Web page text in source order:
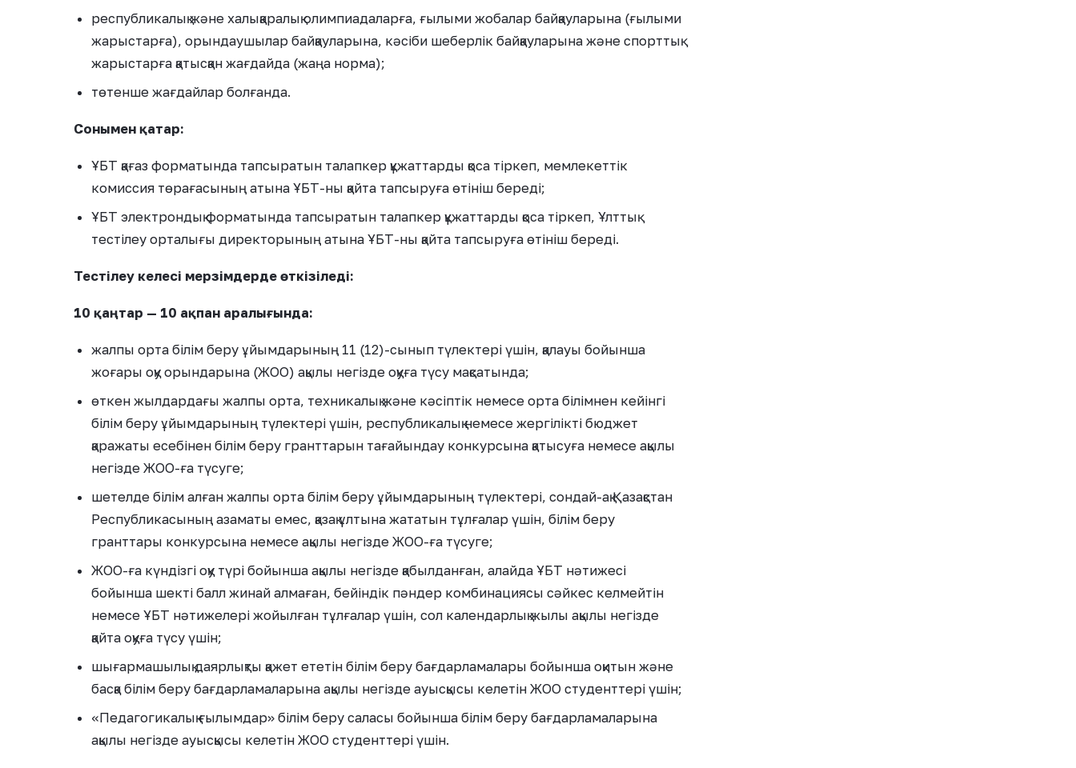
республикалық және халықаралық олимпиадаларға, ғылыми жобалар байқауларына (ғылыми
жарыстарға), орындаушылар байқауларына, кәсіби шеберлік байқауларына және спорттық
жарыстарға қатысқан жағдайда (жаңа норма);
төтенше жағдайлар болғанда.
Сонымен қатар:
ҰБТ қағаз форматында тапсыратын талапкер құжаттарды қоса тіркеп, мемлекеттік
комиссия төрағасының атына ҰБТ-ны қайта тапсыруға өтініш береді;
ҰБТ электрондық форматында тапсыратын талапкер құжаттарды қоса тіркеп, Ұлттық
тестілеу орталығы директорының атына ҰБТ-ны қайта тапсыруға өтініш береді.
Тестілеу келесі мерзімдерде өткізіледі:
10 қаңтар — 10 ақпан аралығында:
жалпы орта білім беру ұйымдарының 11 (12)-сынып түлектері үшін, қалауы бойынша
жоғары оқу орындарына (ЖОО) ақылы негізде оқуға түсу мақсатында;
өткен жылдардағы жалпы орта, техникалық және кәсіптік немесе орта білімнен кейінгі
білім беру ұйымдарының түлектері үшін, республикалық немесе жергілікті бюджет
қаражаты есебінен білім беру гранттарын тағайындау конкурсына қатысуға немесе ақылы
негізде ЖОО-ға түсуге;
шетелде білім алған жалпы орта білім беру ұйымдарының түлектері, сондай-ақ Қазақстан
Республикасының азаматы емес, қазақ ұлтына жататын тұлғалар үшін, білім беру
гранттары конкурсына немесе ақылы негізде ЖОО-ға түсуге;
ЖОО-ға күндізгі оқу түрі бойынша ақылы негізде қабылданған, алайда ҰБТ нәтижесі
бойынша шекті балл жинай алмаған, бейіндік пәндер комбинациясы сәйкес келмейтін
немесе ҰБТ нәтижелері жойылған тұлғалар үшін, сол календарлық жылы ақылы негізде
қайта оқуға түсу үшін;
шығармашылық даярлықты қажет ететін білім беру бағдарламалары бойынша оқитын және
басқа білім беру бағдарламаларына ақылы негізде ауысқысы келетін ЖОО студенттері үшін;
«Педагогикалық ғылымдар» білім беру саласы бойынша білім беру бағдарламаларына
ақылы негізде ауысқысы келетін ЖОО студенттері үшін.